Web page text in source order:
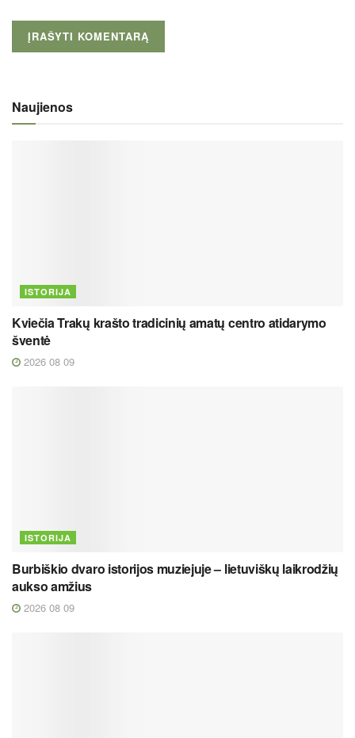
Naujienos
ISTORIJA
Kviečia Trakų krašto tradicinių amatų centro atidarymo
šventė
2026 08 09
ISTORIJA
Burbiškio dvaro istorijos muziejuje – lietuviškų laikrodžių
aukso amžius
2026 08 09